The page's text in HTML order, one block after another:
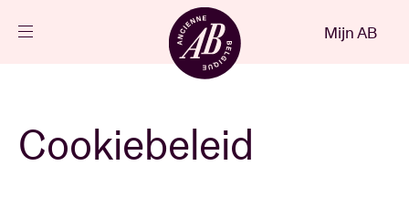
NL
Projecten
Mijn AB
Cookiebeleid